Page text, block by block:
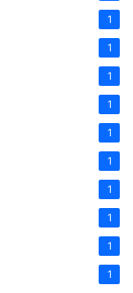
1
1
1
1
1
1
1
1
1
1